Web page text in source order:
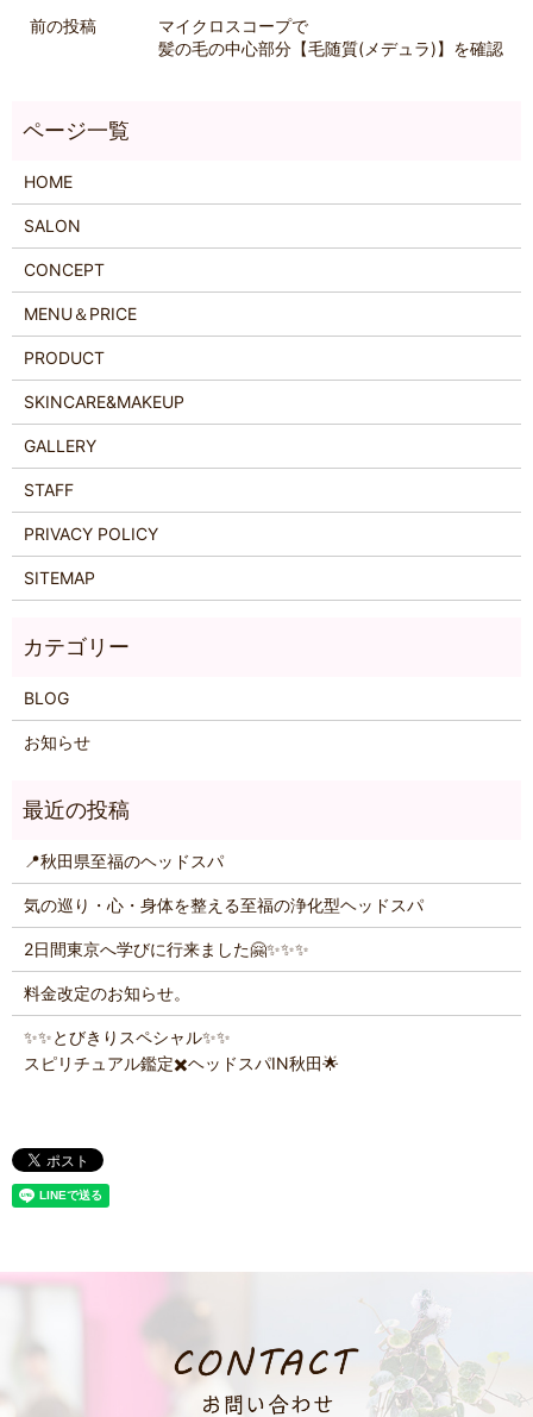
前の投稿
マイクロスコープで
髪の毛の中心部分【毛随質(メデュラ)】を確認
HOME
SALON
CONCEPT
MENU＆PRICE
PRODUCT
SKINCARE&MAKEUP
GALLERY
STAFF
PRIVACY POLICY
SITEMAP
BLOG
お知らせ
📍秋田県至福のヘッドスパ
気の巡り・心・身体を整える至福の浄化型ヘッドスパ
2日間東京へ学びに行来ました🤗✨️✨️✨️
料金改定のお知らせ。
✨️✨️とびきりスペシャル✨️✨️
スピリチュアル鑑定✖️ヘッドスパIN秋田🌟